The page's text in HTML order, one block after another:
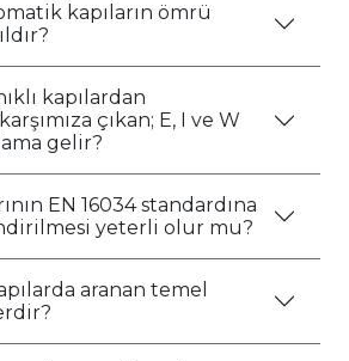
kapıların ömrü
kapılardan
çıkan; E, I ve W
gelir?
EN 16034 standardına
yeterli olur mu?
aranan temel